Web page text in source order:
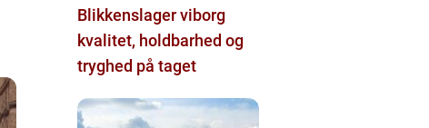
Blikkenslager viborg
kvalitet, holdbarhed og
tryghed på taget